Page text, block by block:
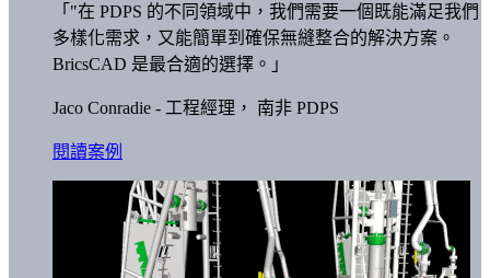
「"在 PDPS 的不同領域中，我們需要一個既能滿足我們
多樣化需求，又能簡單到確保無縫整合的解決方案。
BricsCAD 是最合適的選擇。」
Jaco Conradie - 工程經理， 南非 PDPS
閱讀案例